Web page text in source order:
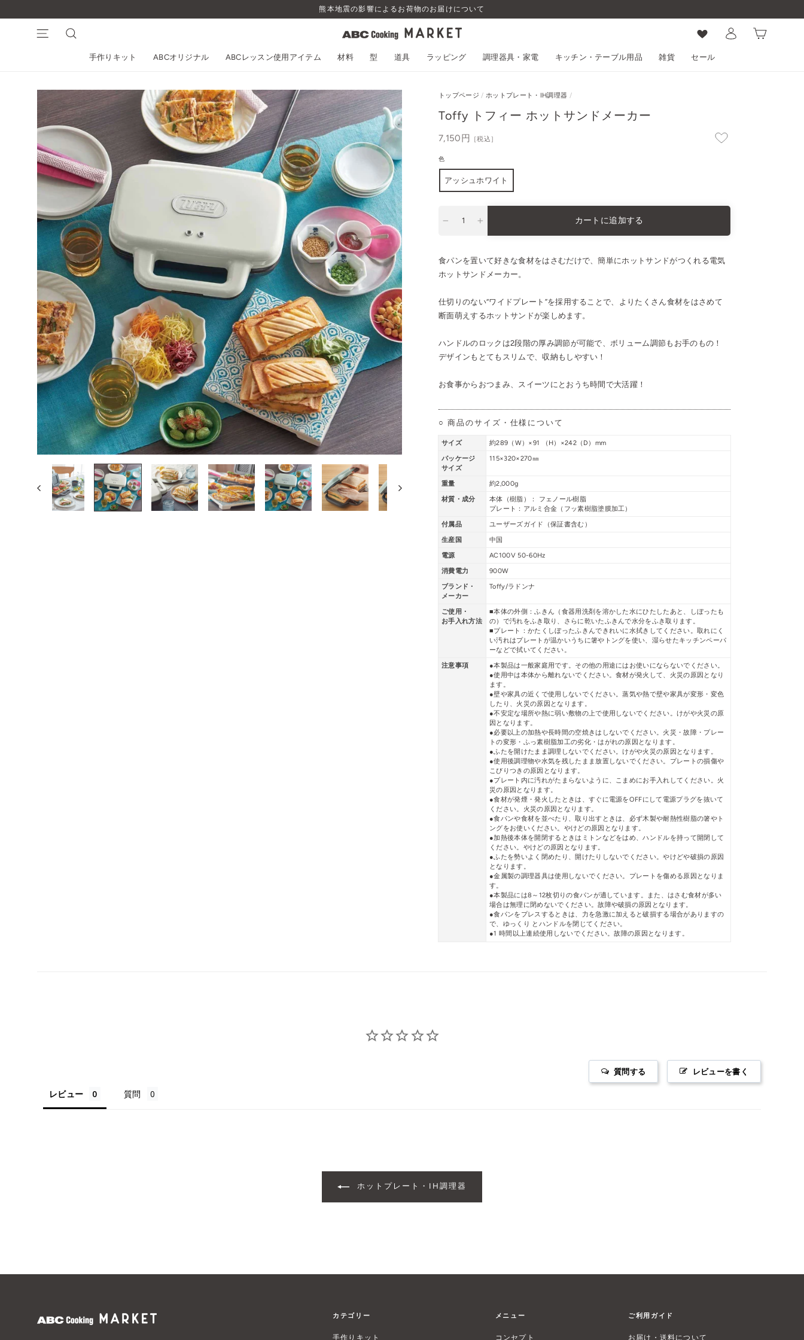
ン
熊本地震の影響によるお荷物のお届けについて
手作りキット
ABCオリジナル ABCレッスン使用アイテム 材料 型 道具 ラッピング 調理器具・家電 キッチン・テーブル用品 雑貨 セール
トップページ / ホットプレート・IH調理器 /
Toffy トフィー ホットサンドメーカー
通
格
7,150円 ［税込］
色
アッシュホワイト
カートに追加する
食パンを置いて好きな食材をはさむだけで、簡単にホットサンドがつくれる電気
ホットサンドメーカー。
仕切りのない“ワイドプレート”を採用することで、よりたくさん食材をはさめて
断面萌えするホットサンドが楽しめます。
ハンドルのロックは2段階の厚み調節が可能で、ボリューム調節もお手のもの！
デザインもとてもスリムで、収納もしやすい！
お食事からおつまみ、スイーツにとおうち時間で大活躍！
○ 商品のサイズ・仕様について
サイズ
約289（W）×91 （H）×242（D）mm
パッケージ
サイズ
115×320×270㎜
重量
約2,000g
材質・成分
本体（樹脂）： フェノール樹脂
プレート：アルミ合金（フッ素樹脂塗膜加工）
付属品
ユーザーズガイド（保証書含む）
生産国
中国
電源
AC100V 50-60Hz
消費電力
900W
ブランド・
メーカー
Toffy/ラドンナ
ご使用・
お手入れ方法
■本体の外側：ふきん（食器用洗剤を溶かした水にひたしたあと、しぼったも
の）で汚れをふき取り、さらに乾いたふきんで水分をふき取ります。
■プレート：かたくしぼったふきんできれいに水拭きしてください。取れにく
い汚れはプレートが温かいうちに箸やトングを使い、湿らせたキッチンペーパ
ーなどで拭いてください。
注意事項
●本製品は一般家庭用です。その他の用途にはお使いにならないでください。
●使用中は本体から離れないでください。食材が発火して、火災の原因となり
ます。
●壁や家具の近くで使用しないでください。蒸気や熱で壁や家具が変形・変色
したり、火災の原因となります。
●不安定な場所や熱に弱い敷物の上で使用しないでください。けがや火災の原
因となります。
●必要以上の加熱や長時間の空焼きはしないでください。火災・故障・プレー
トの変形・ふっ素樹脂加工の劣化・はがれの原因となります。
●ふたを開けたまま調理しないでください。けがや火災の原因となります。
●使用後調理物や水気を残したまま放置しないでください。プレートの損傷や
こびりつきの原因となります。
●プレート内に汚れがたまらないように、こまめにお手入れしてください。火
災の原因となります。
●食材が発煙・発火したときは、すぐに電源をOFFにして電源プラグを抜いて
ください。火災の原因となります。
●食パンや食材を並べたり、取り出すときは、必ず木製や耐熱性樹脂の箸やト
ングをお使いください。やけどの原因となります。
●加熱後本体を開閉するときはミトンなどをはめ、ハンドルを持って開閉して
ください。やけどの原因となります。
●ふたを勢いよく閉めたり、開けたりしないでください。やけどや破損の原因
となります。
●金属製の調理器具は使用しないでください。プレートを傷める原因となりま
す。
●本製品には8～12枚切りの食パンが適しています。また、はさむ食材が多い
場合は無理に閉めないでください。故障や破損の原因となります。
●食パンをプレスするときは、力を急激に加えると破損する場合がありますの
で、ゆっくり とハンドルを閉じてください。
●1 時間以上連続使用しないでください。故障の原因となります。
レビューを書く
質問する
レビュー 質問
ホットプレート・IH調理器
カテゴリー
手作りキット
メニュー
コンセプト
ご利用ガイド
お届け・送料について